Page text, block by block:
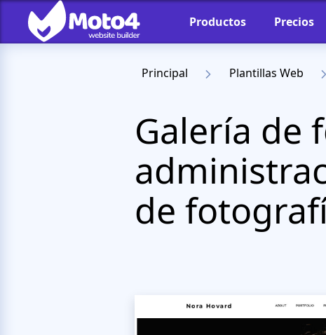
Productos Precios
Principal Plantillas Web
Galería de
de